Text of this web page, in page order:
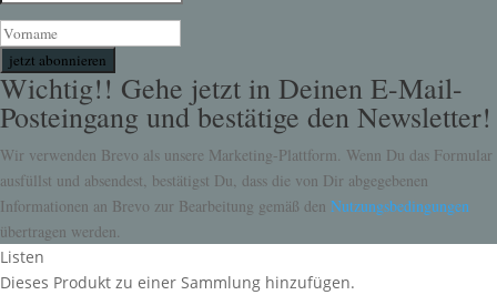
jetzt abonnieren
Wichtig!! Gehe jetzt in Deinen E-Mail-
Posteingang und bestätige den Newsletter!
Wir verwenden Brevo als unsere Marketing-Plattform. Wenn Du das Formular
ausfüllst und absendest, bestätigst Du, dass die von Dir abgegebenen
Informationen an Brevo zur Bearbeitung gemäß den Nutzungsbedingungen
übertragen werden.
Listen
Dieses Produkt zu einer Sammlung hinzufügen.